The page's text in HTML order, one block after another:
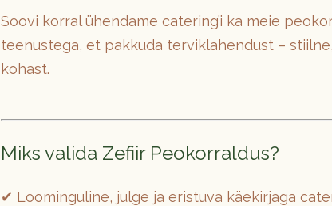
Soovi korral ühendame catering’i ka meie
teenustega, et pakkuda terviklahendust –
kohast.
Miks valida Zefiir Peokorraldus?
✔ Loominguline, julge ja eristuva käekirjaga